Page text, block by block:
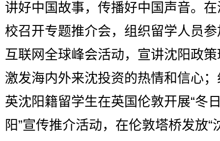
讲好中国故事，传播好中国声音。
校召开专题推介会，组织留学人员
互联网全球峰会活动，宣讲沈阳政
激发海内外来沈投资的热情和信心
英沈阳籍留学生在英国伦敦开展“冬
阳”宣传推介活动，在伦敦塔桥发放“